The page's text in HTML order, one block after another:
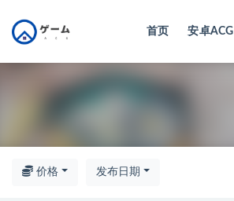
首页 安卓ACG
价格 发布日期